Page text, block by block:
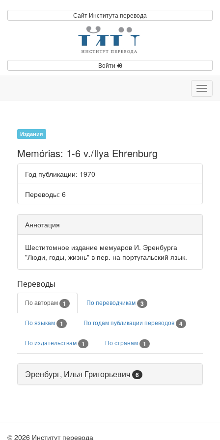
Сайт Института перевода
Войти
Издания
Memórias: 1-6 v./Ilya Ehrenburg
Год публикации: 1970
Переводы: 6
Аннотация
Шеститомное издание мемуаров И. Эренбурга
"Люди, годы, жизнь" в пер. на португальский язык.
Переводы
По авторам 1 По переводчикам 3
По языкам 1 По годам публикации переводов 4
По издательствам 1 По странам 1
Эренбург, Илья Григорьевич 6
© 2026 Институт перевода